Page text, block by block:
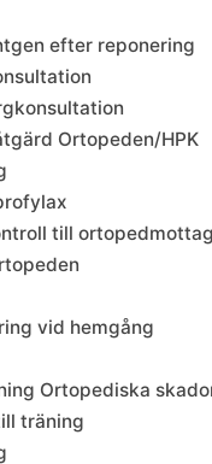
efter reponering
Ortopeden/HPK
till
vid hemgång
Ortopediska
träning